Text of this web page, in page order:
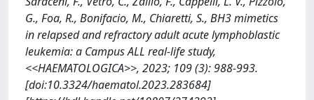
G., Foa, R., Bonifacio, M., Chiaretti, S., BH3 mimetics
in relapsed and refractory adult acute lymphoblastic
leukemia: a Campus ALL real-life study,
<<HAEMATOLOGICA>>, 2023; 109 (3): 988-993.
[doi:10.3324/haematol.2023.283684]